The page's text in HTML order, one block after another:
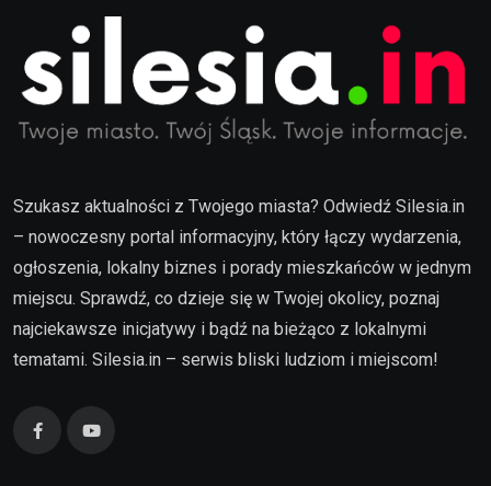
Szukasz aktualności z Twojego miasta? Odwiedź Silesia.in
– nowoczesny portal informacyjny, który łączy wydarzenia,
ogłoszenia, lokalny biznes i porady mieszkańców w jednym
miejscu. Sprawdź, co dzieje się w Twojej okolicy, poznaj
najciekawsze inicjatywy i bądź na bieżąco z lokalnymi
tematami. Silesia.in – serwis bliski ludziom i miejscom!